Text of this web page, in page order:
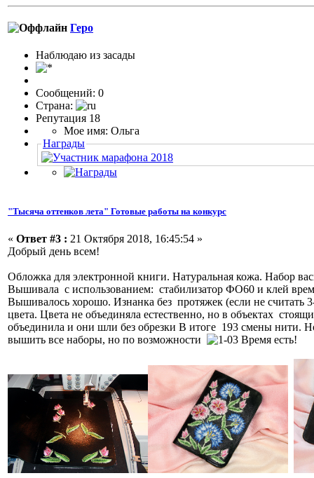
Геро
Наблюдаю из засады
Сообщений: 0
Страна:
Репутация 18
Мое имя: Ольга
Награды
"Тысяча оттенков лета" Готовые работы на конкурс
« Ответ #3 : 21 Октября 2018, 16:45:54 »
Добрый день всем!
Обложка для электронной книги. Натуральная кожа. Набор
Вышивала с использованием: стабилизатор ФО60 и клей
Вышивалось хорошо. Изнанка без протяжек (если не
цвета. Цвета не объединяла естественно, но в объектах
объединила и они шли без обрезки В итоге 193 смены нити.
вышить все наборы, но по возможности
Время есть!